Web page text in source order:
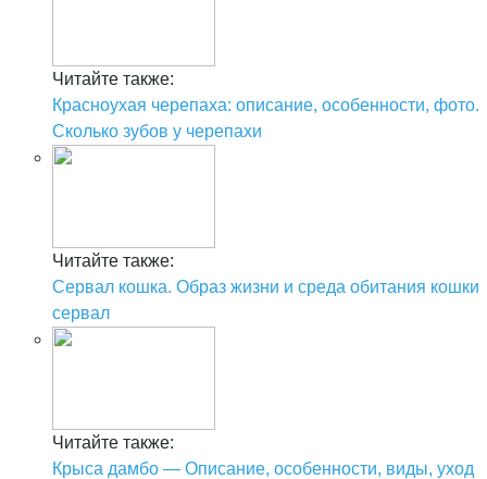
Читайте также:
Красноухая черепаха: описание, особенности, фото.
Сколько зубов у черепахи
Читайте также:
Сервал кошка. Образ жизни и среда обитания кошки
сервал
Читайте также:
Крыса дамбо — Описание, особенности, виды, уход